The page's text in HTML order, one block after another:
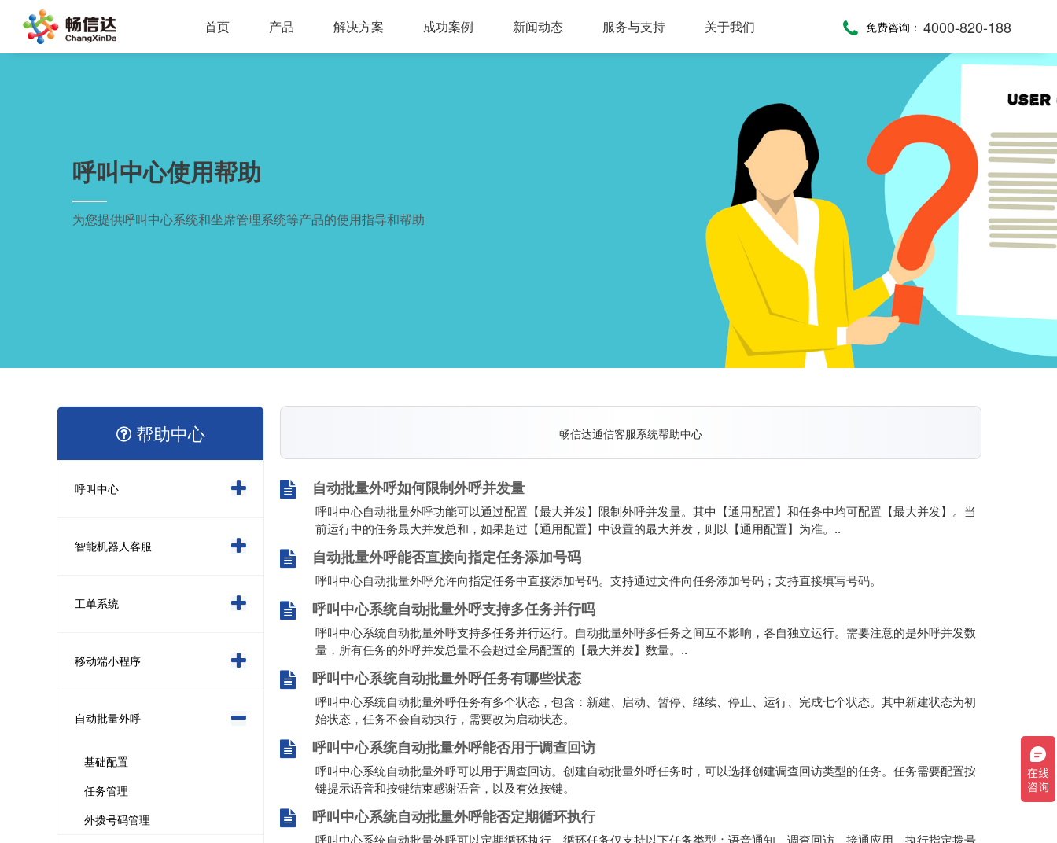
首页 产品 解决方案 成功案例 新闻动态 服务与支持 关于我们 免费咨询： 4000-820-188
呼叫中心使用帮助
为您提供呼叫中心系统和坐席管理系统等产品的使用指导和帮助
帮助中心
呼叫中心
智能机器人客服
工单系统
移动端小程序
自动批量外呼
基础配置
任务管理
外拨号码管理
畅信达通信客服系统帮助中心
自动批量外呼如何限制外呼并发量
呼叫中心自动批量外呼功能可以通过配置【最大并发】限制外呼并发量。其中【通用配置】和任务中均可配置【最大并发】。当
前运行中的任务最大并发总和，如果超过【通用配置】中设置的最大并发，则以【通用配置】为准。..
自动批量外呼能否直接向指定任务添加号码
呼叫中心自动批量外呼允许向指定任务中直接添加号码。支持通过文件向任务添加号码；支持直接填写号码。
呼叫中心系统自动批量外呼支持多任务并行吗
呼叫中心系统自动批量外呼支持多任务并行运行。自动批量外呼多任务之间互不影响，各自独立运行。需要注意的是外呼并发数
量，所有任务的外呼并发总量不会超过全局配置的【最大并发】数量。..
呼叫中心系统自动批量外呼任务有哪些状态
呼叫中心系统自动批量外呼任务有多个状态，包含：新建、启动、暂停、继续、停止、运行、完成七个状态。其中新建状态为初
始状态，任务不会自动执行，需要改为启动状态。
呼叫中心系统自动批量外呼能否用于调查回访
呼叫中心系统自动批量外呼可以用于调查回访。创建自动批量外呼任务时，可以选择创建调查回访类型的任务。任务需要配置按
键提示语音和按键结束感谢语音，以及有效按键。
呼叫中心系统自动批量外呼能否定期循环执行
呼叫中心系统自动批量外呼可以定期循环执行。循环任务仅支持以下任务类型：语音通知、调查回访、接通应用、执行指定拨号